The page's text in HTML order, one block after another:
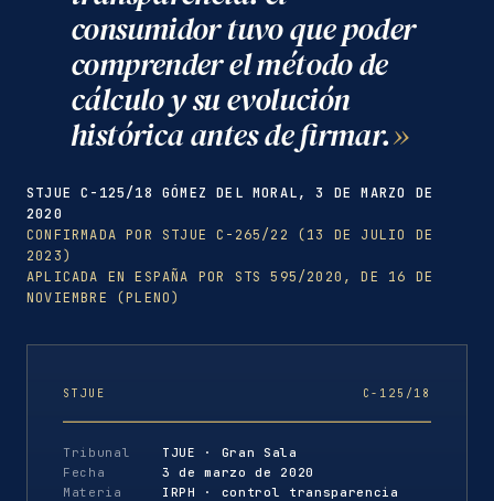
consumidor tuvo que poder
comprender el método de
cálculo y su evolución
histórica antes de firmar.
STJUE C-125/18 GÓMEZ DEL MORAL, 3 DE MARZO DE
2020
CONFIRMADA POR STJUE C-265/22 (13 DE JULIO DE
2023)
APLICADA EN ESPAÑA POR STS 595/2020, DE 16 DE
NOVIEMBRE (PLENO)
STJUE C-125/18
Tribunal
TJUE · Gran Sala
Fecha
3 de marzo de 2020
Materia
IRPH · control transparencia